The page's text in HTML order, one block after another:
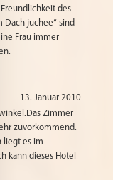
des
Dach juchee“ sind
Frau immer
13. Januar 2010
Zimmer
zuvorkommend.
liegt es im
kann dieses Hotel